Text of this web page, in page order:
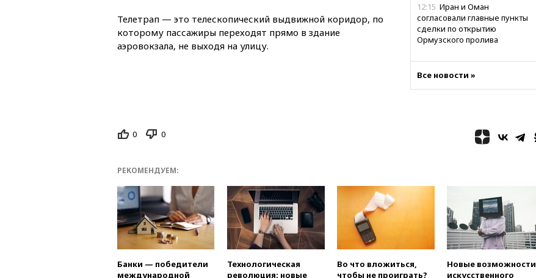
12:15 Иран и Оман
согласовали главные пункты
сделки по открытию
Ормузского пролива
разведданными с Украиной
В Ярославской области
годовщину ядерной
бомбардировки
Оверчук заявил о
сокращении товарооборота
Все новости »
Телетрап — это телескопический выдвижной коридор, по
которому пассажиры переходят прямо в здание
аэровокзала, не выходя на улицу.
0 0
РЕКОМЕНДУЕМ:
Банки — победители
международной
Технологическая
революция: новые
Во что вложиться,
чтобы не проиграть?
Новые возможности
искусственного